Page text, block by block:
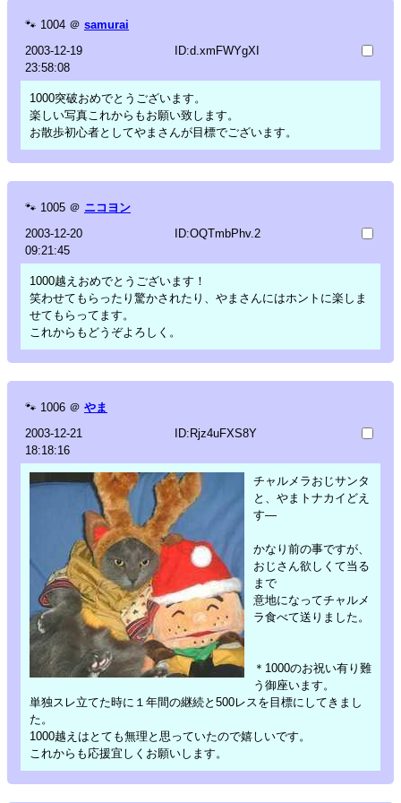
🐾 1004 ＠ samurai
2003-12-19
23:58:08
ID:d.xmFWYgXI
1000突破おめでとうございます。
楽しい写真これからもお願い致します。
お散歩初心者としてやまさんが目標でございます。
🐾 1005 ＠ ニコヨン
2003-12-20
09:21:45
ID:OQTmbPhv.2
1000越えおめでとうございます！
笑わせてもらったり驚かされたり、やまさんにはホントに楽しま
せてもらってます。
これからもどうぞよろしく。
🐾 1006 ＠ やま
2003-12-21
18:18:16
ID:Rjz4uFXS8Y
チャルメラおじサンタ
と、やまトナカイどえ
す―
かなり前の事ですが、
おじさん欲しくて当る
まで
意地になってチャルメ
ラ食べて送りました。
＊1000のお祝い有り難
う御座います。
単独スレ立てた時に１年間の継続と500レスを目標にしてきまし
た。
1000越えはとても無理と思っていたので嬉しいです。
これからも応援宜しくお願いします。